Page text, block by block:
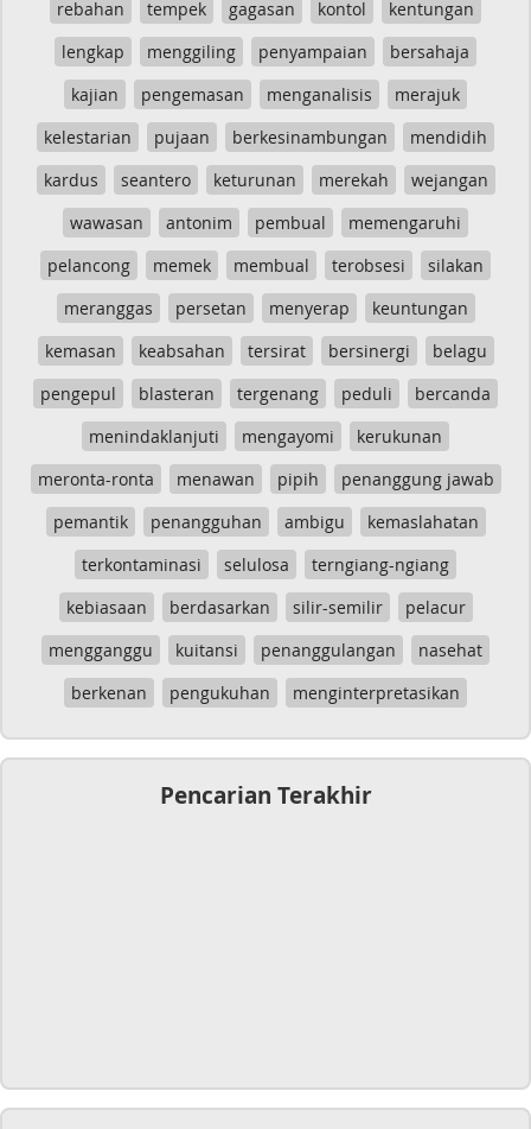
rebahan tempek gagasan kontol
kentungan
lengkap
menggiling penyampaian
bersahaja
kajian
pengemasan menganalisis
merajuk
kelestarian
pujaan berkesinambungan
mendidih
kardus
seantero keturunan merekah
wejangan
wawasan
antonim pembual
memengaruhi
pelancong
memek membual terobsesi
silakan
meranggas
persetan menyerap
keuntungan
kemasan
keabsahan tersirat bersinergi
belagu
pengepul
blasteran tergenang peduli
bercanda
menindaklanjuti
mengayomi
kerukunan
meronta-ronta
menawan pipih
penanggung jawab
pemantik
penangguhan ambigu
kemaslahatan
terkontaminasi
selulosa
terngiang-ngiang
kebiasaan
berdasarkan silir-semilir
pelacur
mengganggu
kuitansi penanggulangan
nasehat
berkenan
pengukuhan menginterpretasikan
Pencarian Terakhir